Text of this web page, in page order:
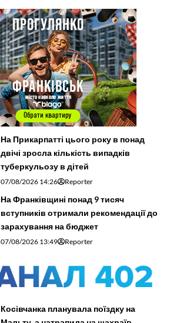
На Прикарпатті цього року в понад
двічі зросла кількість випадків
туберкульозу в дітей
07/08/2026 14:26 Reporter
На Франківщині понад 9 тисяч
вступників отримали рекомендації до
зарахування на бюджет
07/08/2026 13:49 Reporter
Косівчанка планувала поїздку на